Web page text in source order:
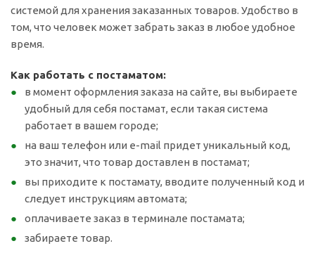
системой для хранения заказанных товаров. Удобство в
том, что человек может забрать заказ в любое удобное
время.
Как работать с постаматом:
в момент оформления заказа на сайте, вы выбираете
удобный для себя постамат, если такая система
работает в вашем городе;
на ваш телефон или e-mail придет уникальный код,
это значит, что товар доставлен в постамат;
вы приходите к постамату, вводите полученный код и
следует инструкциям автомата;
оплачиваете заказ в терминале постамата;
забираете товар.